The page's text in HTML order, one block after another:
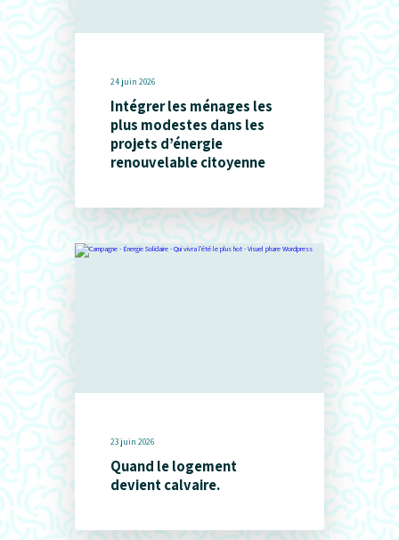
24 juin 2026
Intégrer les ménages les
plus modestes dans les
projets d’énergie
renouvelable citoyenne
23 juin 2026
Quand le logement
devient calvaire.